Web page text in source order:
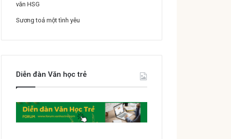
văn HSG
Sương toả một tình yêu
Diễn đàn Văn học trẻ